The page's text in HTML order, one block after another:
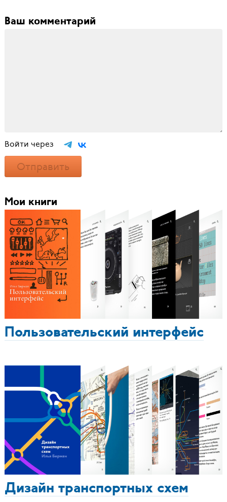
Ваш комментарий
Войти через
Отправить
Мои книги
Пользовательский интерфейс
Дизайн транспортных схем